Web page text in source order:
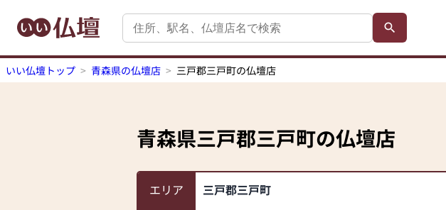
いい仏壇トップ 青森県の仏壇店 三戸郡三戸町の仏壇店
青森県三戸郡三戸町の仏壇店
エリア 三戸郡三戸町